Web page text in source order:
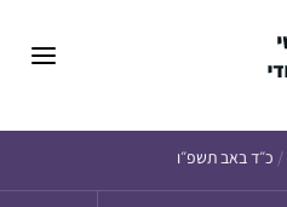
/ כ״ד באב תשפ״ו